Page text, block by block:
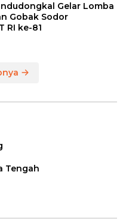
Gelar Lomba
Gobak Sodor
RI ke-81
Tengah